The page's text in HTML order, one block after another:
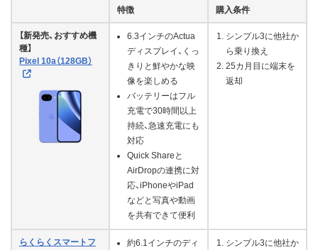
特徴 購入条件
【新発売、おすすめ機
種】
Pixel 10a（128GB）
6.3インチのActua
ディスプレイ、くっ
きりと鮮やかな映
像を楽しめる
バッテリーはフル
充電で30時間以上
持続、急速充電にも
対応
Quick Shareと
AirDropの連携に対
応、iPhoneやiPad
などと写真や動画
を共有できて便利
シンプル3に他社か
ら乗り換え
25カ月目に端末を
返却
らくらくスマートフ 約6.1インチのディ シンプル3に他社か